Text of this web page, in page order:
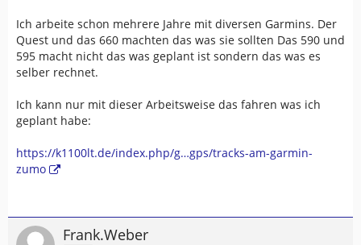
Ich arbeite schon mehrere Jahre mit diversen Garmins. Der
Quest und das 660 machten das was sie sollten Das 590 und
595 macht nicht das was geplant ist sondern das was es
selber rechnet.
Ich kann nur mit dieser Arbeitsweise das fahren was ich
geplant habe:
https://k1100lt.de/index.php/g…gps/tracks-am-garmin-
zumo
Frank.Weber